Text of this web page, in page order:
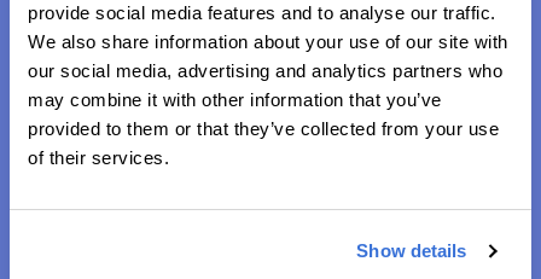
provide social media features and to analyse our traffic.
We also share information about your use of our site with
our social media, advertising and analytics partners who
may combine it with other information that you’ve
provided to them or that they’ve collected from your use
of their services.
Show details
Relever les défis de demain, jeu par jeu